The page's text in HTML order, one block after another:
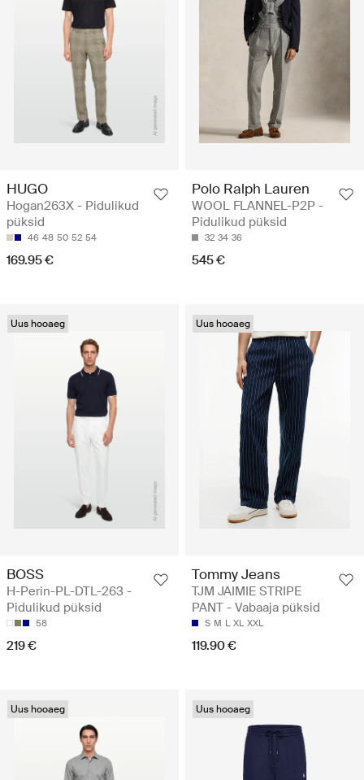
HUGO
Hogan263X - Pidulikud
püksid
46 48 50 52 54
169.95 €
Polo Ralph Lauren
WOOL FLANNEL-P2P -
Pidulikud püksid
32 34 36
545 €
Uus hooaeg
BOSS
H-Perin-PL-DTL-263 -
Pidulikud püksid
58
219 €
Uus hooaeg
Tommy Jeans
TJM JAIMIE STRIPE
PANT - Vabaaja püksid
S M L XL XXL
119.90 €
Uus hooaeg Uus hooaeg